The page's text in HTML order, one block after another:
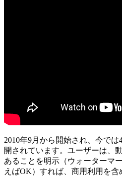
2010年9月から開始され、今で
開されています。ユーザーは、
あることを明示（ウォーターマ
えばOK）すれば、商用利用を